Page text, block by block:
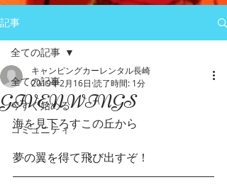
記事
全ての記事
今すぐ始める
コミュニティ
全ての記事
GIVEN WINGS
キャンピングカーレンタル長崎
2019年2月16日 読了時間: 1分
海を見下ろすこの丘から
夢の翼を得て飛び出すぞ！